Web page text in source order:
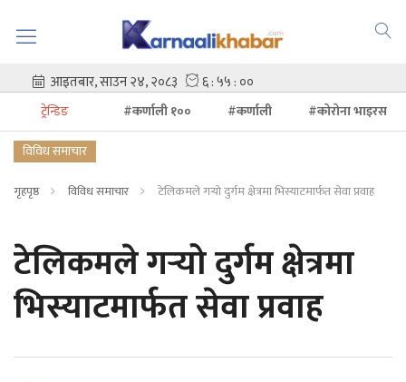
ट्रेन्डिङ #कर्णाली १०० #कर्णाली
#कोरोना भाइरस
विविध समाचार
गृहपृष्ठ विविध समाचार टेलिकमले गर्‍यो दुर्गम क्षेत्रमा भिस्याटमार्फत सेवा प्रवाह
टेलिकमले गर्‍यो दुर्गम क्षेत्रमा
भिस्याटमार्फत सेवा प्रवाह